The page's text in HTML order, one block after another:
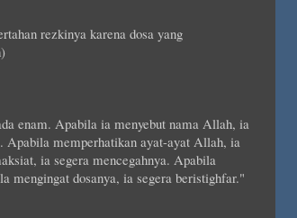
rezkinya karena dosa yang
enam. Apabila ia menyebut nama Allah, ia
Apabila memperhatikan ayat-ayat Allah, ia
ia segera mencegahnya. Apabila
mengingat dosanya, ia segera beristighfar."